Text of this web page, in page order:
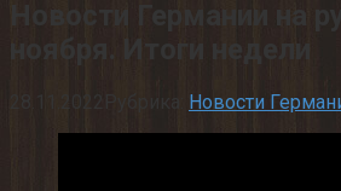
Новости Германии на
ноября. Итоги недели
Рубрика: Новости